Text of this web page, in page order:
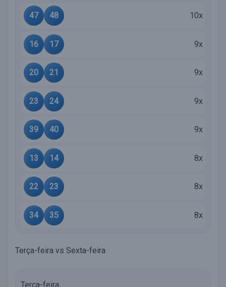
47 48 10x
16 17 9x
20 21 9x
23 24 9x
39 40 9x
13 14 8x
22 23 8x
34 35 8x
Terça-feira vs Sexta-feira
Terça-feira